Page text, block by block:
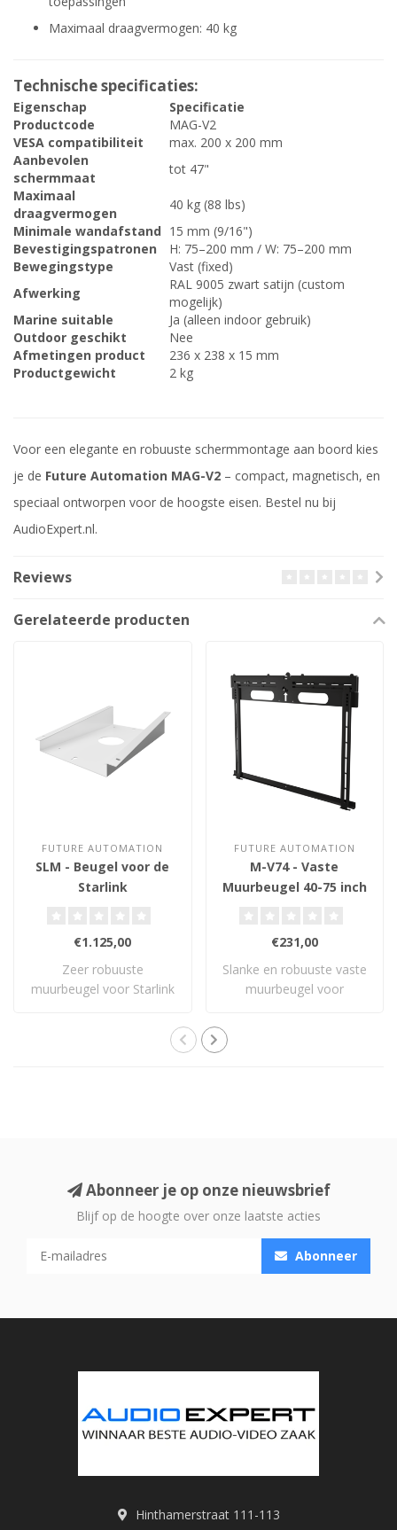
Maximaal draagvermogen: 40 kg
Technische specificaties:
Eigenschap
Specificatie
Productcode
MAG-V2
VESA compatibiliteit
max. 200 x 200 mm
Aanbevolen
schermmaat
tot 47"
Maximaal
draagvermogen
40 kg (88 lbs)
Minimale wandafstand 15 mm (9/16")
Bevestigingspatronen
H: 75–200 mm / W: 75–200 mm
Bewegingstype
Vast (fixed)
Afwerking
RAL 9005 zwart satijn (custom
mogelijk)
Marine suitable
Ja (alleen indoor gebruik)
Outdoor geschikt
Nee
Afmetingen product
236 x 238 x 15 mm
Productgewicht
2 kg
Voor een elegante en robuuste schermmontage aan boord kies
je de Future Automation MAG-V2 – compact, magnetisch, en
speciaal ontworpen voor de hoogste eisen. Bestel nu bij
AudioExpert.nl.
Reviews
Gerelateerde producten
FUTURE AUTOMATION
SLM - Beugel voor de
Starlink
€1.125,00
Zeer robuuste
muurbeugel voor Starlink
FUTURE AUTOMATION
M-V74 - Vaste
Muurbeugel 40-75 inch
€231,00
Slanke en robuuste vaste
muurbeugel voor
Abonneer je op onze nieuwsbrief
Blijf op de hoogte over onze laatste acties
Abonneer
Hinthamerstraat 111-113